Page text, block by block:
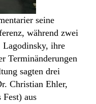
seine
während zwei
Lagodinsky, ihre
Terminänderungen
sagten drei
Christian Ehler,
aus